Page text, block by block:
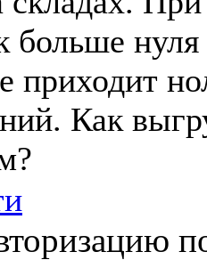
больше
приходит
Как